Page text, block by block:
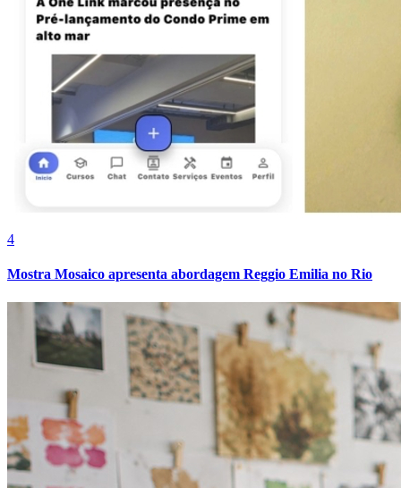
4
Mostra Mosaico apresenta abordagem Reggio Emilia no Rio